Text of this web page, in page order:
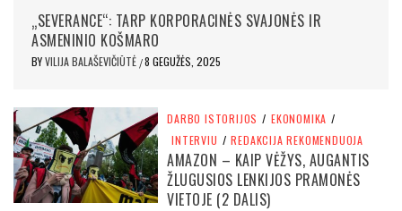
„SEVERANCE“: TARP KORPORACINĖS SVAJONĖS IR
ASMENINIO KOŠMARO
BYVILIJA BALAŠEVIČIŪTĖ /8 GEGUŽĖS, 2025
DARBO ISTORIJOS / EKONOMIKA /
INTERVIU / REDAKCIJA REKOMENDUOJA
AMAZON – KAIP VĖŽYS, AUGANTIS
ŽLUGUSIOS LENKIJOS PRAMONĖS
VIETOJE (2 DALIS)